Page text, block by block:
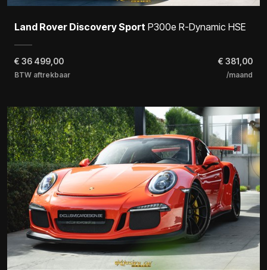
Land Rover Discovery Sport P300e R-Dynamic HSE
€ 36 499,00
BTW aftrekbaar
€ 381,00
/maand